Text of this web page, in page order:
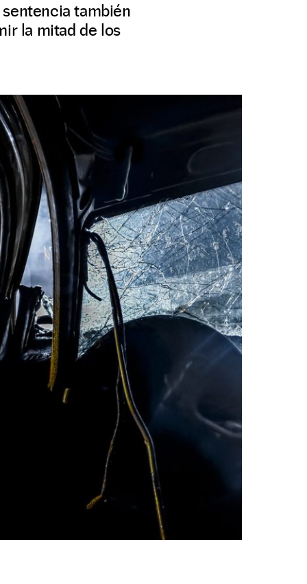
también
la mitad de los